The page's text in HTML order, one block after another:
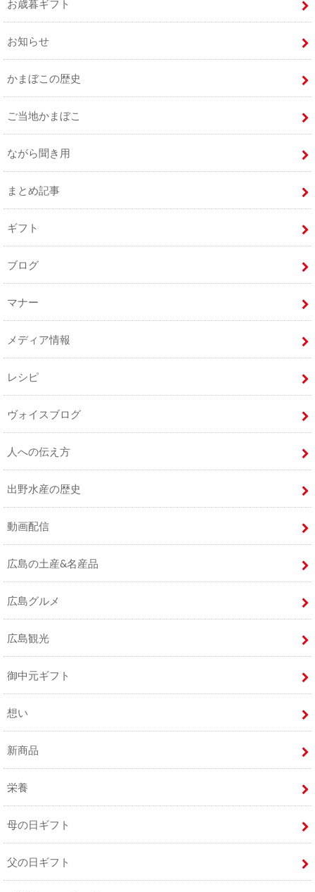
お歳暮ギフト
お知らせ
かまぼこの歴史
ご当地かまぼこ
ながら聞き用
まとめ記事
ギフト
ブログ
マナー
メディア情報
レシピ
ヴォイスブログ
人への伝え方
出野水産の歴史
動画配信
広島の土産&名産品
広島グルメ
広島観光
御中元ギフト
想い
新商品
栄養
母の日ギフト
父の日ギフト